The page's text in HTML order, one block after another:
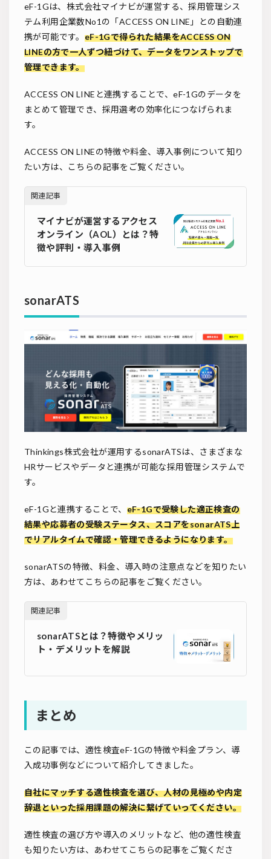
eF-1Gは、株式会社マイナビが運営する、採用管理シス
テム利用企業数No1の「ACCESS ON LINE」との自動連
携が可能です。 eF-1Gで得られた結果をACCESS ON
LINEの方で一人ずつ紐づけて、データをワンストップで
管理できます。
ACCESS ON LINEと連携することで、eF-1Gのデータを
まとめて管理でき、採用選考の効率化につなげられま
す。
ACCESS ON LINEの特徴や料金、導入事例について知り
たい方は、こちらの記事をご覧ください。
関連記事
マイナビが運営するアクセス
オンライン（AOL）とは？特
徴や評判・導入事例
sonarATS
Thinkings株式会社が運用するsonarATSは、さまざまな
HRサービスやデータと連携が可能な採用管理システムで
す。
eF-1Gと連携することで、 eF-1Gで受験した適正検査の
結果や応募者の受験ステータス、スコアをsonarATS上
でリアルタイムで確認・管理できるようになります。
sonarATSの特徴、料金、導入時の注意点などを知りたい
方は、あわせてこちらの記事をご覧ください。
関連記事
sonarATSとは？特徴やメリッ
ト・デメリットを解説
まとめ
この記事では、適性検査eF-1Gの特徴や料金プラン、導
入成功事例などについて紹介してきました。
自社にマッチする適性検査を選び、人材の見極めや内定
辞退といった採用課題の解決に繋げていってください。
適性検査の選び方や導入のメリットなど、他の適性検査
も知りたい方は、あわせてこちらの記事をご覧くださ